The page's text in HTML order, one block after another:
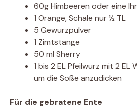
60g Himbeeren oder eine
1 Orange, Schale nur ½ TL
5 Gewürzpulver
1 Zimtstange
50 ml Sherry
1 bis 2 EL Pfeilwurz mit 2 EL
um die Soße anzudicken
Für die gebratene Ente